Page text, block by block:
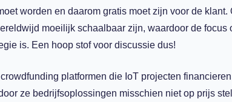
worden en daarom gratis moet zijn voor de klant.
moeilijk schaalbaar zijn, waardoor de focus
is. Een hoop stof voor discussie dus!
platformen die IoT projecten
ze bedrijfsoplossingen misschien niet op prijs